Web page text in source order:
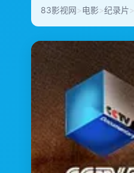
83影视网>电影>纪录片>